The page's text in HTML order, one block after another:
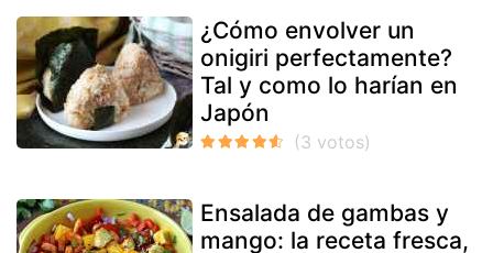
¿Cómo envolver un
onigiri perfectamente?
Tal y como lo harían en
Japón
Ensalada de gambas y
mango: la receta fresca,